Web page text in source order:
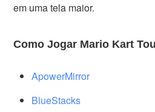
em uma tela maior.
Como Jogar Mario Kart
ApowerMirror
BlueStacks